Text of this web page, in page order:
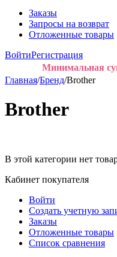
Заказы
Запросы на возврат
Отложенные товары
ВойтиРегистрация
Минимальная
Главная/Бренд/Brother
Brother
В этой категории нет
Кабинет покупателя
Войти
Создать учетную
Заказы
Отложенные товары
Список сравнения